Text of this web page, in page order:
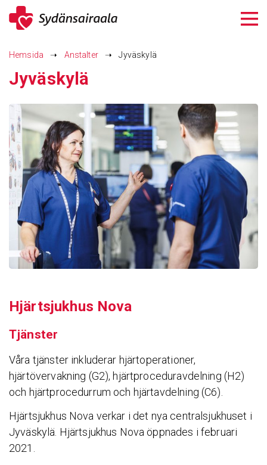
Siirry
sisältöön
Hemsida ➝ Anstalter ➝ Jyväskylä
Jyväskylä
Hjärtsjukhus Nova
Tjänster
Våra tjänster inkluderar hjärtoperationer,
hjärtövervakning (G2), hjärtproceduravdelning (H2)
och hjärtprocedurrum och hjärtavdelning (C6).
Hjärtsjukhus Nova verkar i det nya centralsjukhuset i
Jyväskylä. Hjärtsjukhus Nova öppnades i februari
2021.